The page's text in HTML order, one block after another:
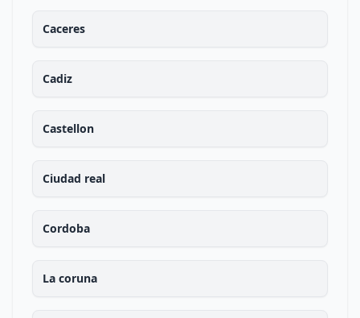
Caceres
Cadiz
Castellon
Ciudad real
Cordoba
La coruna